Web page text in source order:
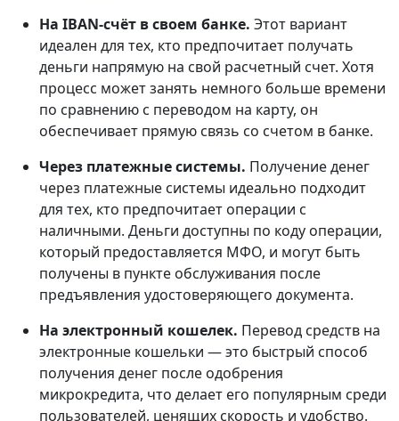
На IBAN-счёт в своем банке. Этот вариант
идеален для тех, кто предпочитает получать
деньги напрямую на свой расчетный счет. Хотя
процесс может занять немного больше времени
по сравнению с переводом на карту, он
обеспечивает прямую связь со счетом в банке.
Через платежные системы. Получение денег
через платежные системы идеально подходит
для тех, кто предпочитает операции с
наличными. Деньги доступны по коду операции,
который предоставляется МФО, и могут быть
получены в пункте обслуживания после
предъявления удостоверяющего документа.
На электронный кошелек. Перевод средств на
электронные кошельки — это быстрый способ
получения денег после одобрения
микрокредита, что делает его популярным среди
пользователей, ценящих скорость и удобство.